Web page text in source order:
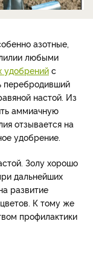
азотные,
любыми
удобрений с
перебродивший
настой. Из
аммиачную
отзывается на
удобрение.
Золу хорошо
дальнейших
развитие
К тому же
профилактики